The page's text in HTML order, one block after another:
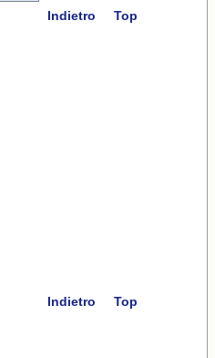
Indietro
Top
Indietro
Top